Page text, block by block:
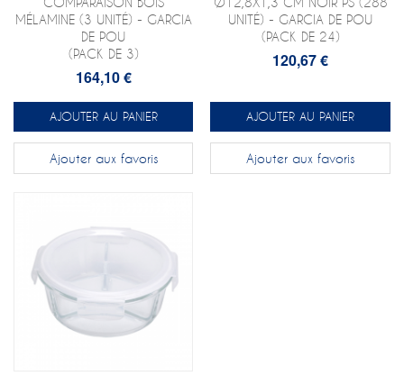
MÉLAMINE (3 UNITÉ) - GARCIA
DE POU
(PACK DE 3)
164,10 €
AJOUTER AU PANIER
Ajouter aux favoris
UNITÉ) - GARCIA DE POU
(PACK DE 24)
120,67 €
AJOUTER AU PANIER
Ajouter aux favoris